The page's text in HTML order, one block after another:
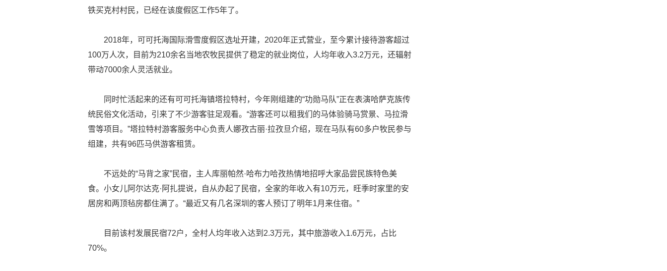
铁买克村村民，已经在该度假区工作5年了。
2018年，可可托海国际滑雪度假区选址开建，2020年正式营业，至今累计接待游客超过
100万人次，目前为210余名当地农牧民提供了稳定的就业岗位，人均年收入3.2万元，还辐射
带动7000余人灵活就业。
同时忙活起来的还有可可托海镇塔拉特村，今年刚组建的“功勋马队”正在表演哈萨克族传
统民俗文化活动，引来了不少游客驻足观看。“游客还可以租我们的马体验骑马赏景、马拉滑
雪等项目。”塔拉特村游客服务中心负责人娜孜古丽·拉孜旦介绍，现在马队有60多户牧民参与
组建，共有96匹马供游客租赁。
不远处的“马背之家”民宿，主人库丽帕然·哈布力哈孜热情地招呼大家品尝民族特色美
食。小女儿阿尔达克·阿扎提说，自从办起了民宿，全家的年收入有10万元，旺季时家里的安
居房和两顶毡房都住满了。“最近又有几名深圳的客人预订了明年1月来住宿。”
目前该村发展民宿72户，全村人均年收入达到2.3万元，其中旅游收入1.6万元，占比
70%。